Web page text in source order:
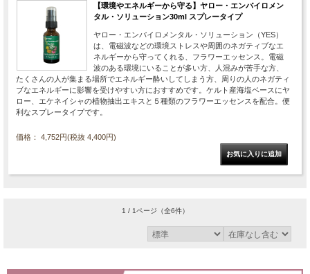
【環境やエネルギーから守る】ヤロー・エンバイロメン
タル・ソリューション30ml スプレータイプ
ヤロー・エンバイロメンタル・ソリューション（YES）
は、電磁波などの環境ストレスや周囲のネガティブなエ
ネルギーから守ってくれる、フラワーエッセンス。電磁
波のある環境にいることが多い方、人混みが苦手な方、
たくさんの人が集まる場所でエネルギー酔いしてしまう方、周りの人のネガティ
ブなエネルギーに影響を受けやすい方におすすめです。ケルト産海塩ベースにヤ
ロー、エケネイシャの植物抽出エキスと５種類のフラワーエッセンスを配合。便
利なスプレータイプです。
価格： 4,752円(税抜 4,400円)
1 / 1ページ （全6件）